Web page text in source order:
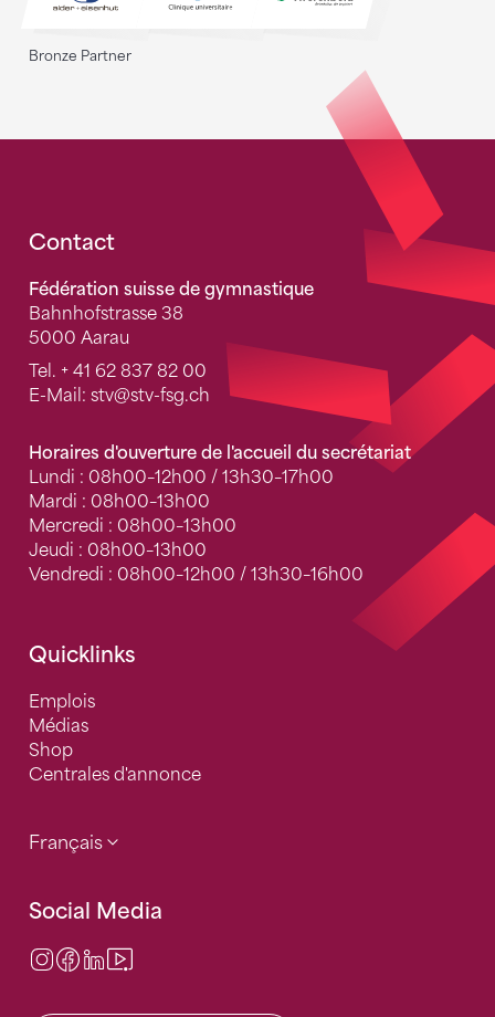
Bronze Partner
Fusszeile
Contact
Fédération suisse de gymnastique
Bahnhofstrasse 38
5000 Aarau
Tel. + 41 62 837 82 00
E-Mail: stv@stv-fsg.ch
Horaires d'ouverture de l'accueil du secrétariat
Lundi : 08h00–12h00 / 13h30–17h00
Mardi : 08h00–13h00
Mercredi : 08h00–13h00
Jeudi : 08h00–13h00
Vendredi : 08h00–12h00 / 13h30–16h00
Quicklinks
Emplois
Médias
Shop
Centrales d'annonce
Français
Social Media
Instagram
Facebook
LinkedIn